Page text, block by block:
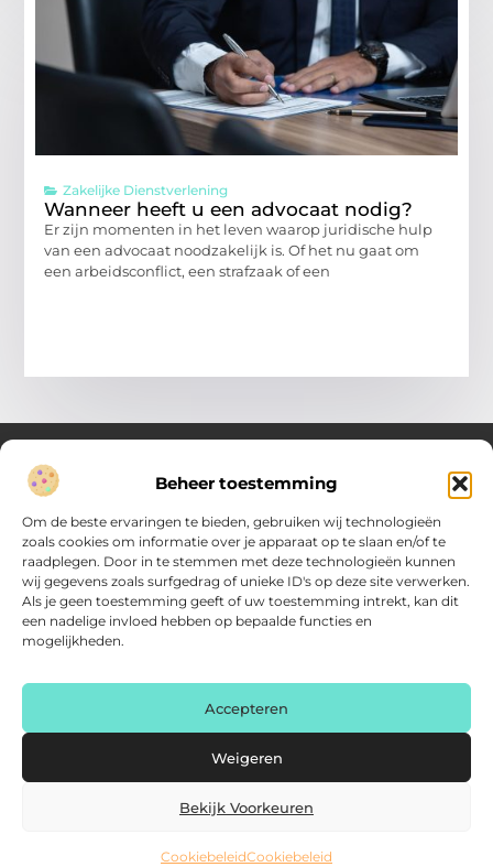
Beheer toestemming
Om de beste ervaringen te bieden, gebruiken wij technologieën
zoals cookies om informatie over je apparaat op te slaan en/of te
raadplegen. Door in te stemmen met deze technologieën kunnen
wij gegevens zoals surfgedrag of unieke ID's op deze site verwerken.
Als je geen toestemming geeft of uw toestemming intrekt, kan dit
een nadelige invloed hebben op bepaalde functies en
mogelijkheden.
Accepteren
Weigeren
Bekijk Voorkeuren
CookiebeleidCookiebeleid
Zakelijke Dienstverlening
Wanneer heeft u een advocaat nodig?
Er zijn momenten in het leven waarop juridische hulp
van een advocaat noodzakelijk is. Of het nu gaat om
een arbeidsconflict, een strafzaak of een
Inzicht en inspiratie voor jouw dagelijkse keuzes
Ontdek gevarieerde content vol praktische tips, doordachte
inzichten en vernieuwende ideeën. Alles wat je nodig hebt om
met meer overzicht.